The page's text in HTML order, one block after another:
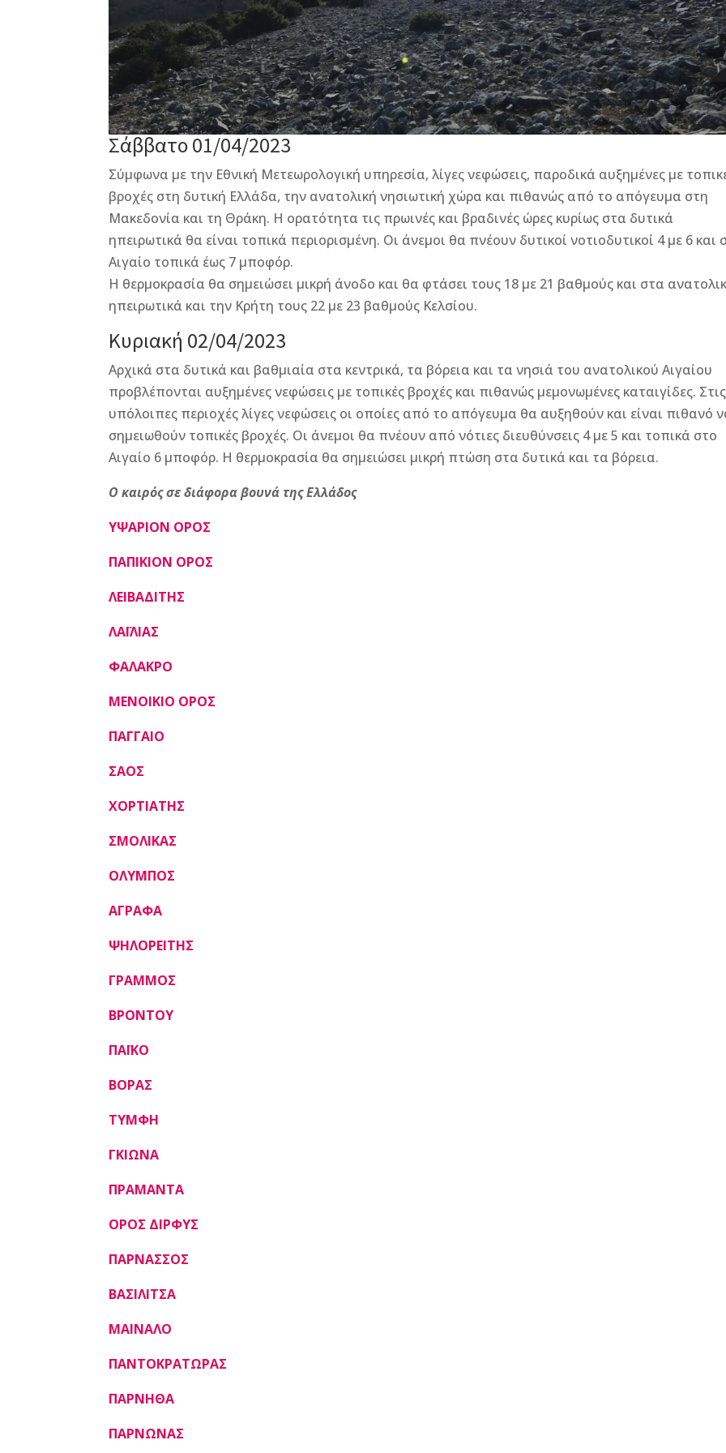
Σάββατο 01/04/2023
Σύμφωνα με την Εθνική Μετεωρολογική υπηρεσία, λίγες νεφώσεις, παροδικά αυξημένες με
βροχές στη δυτική Ελλάδα, την ανατολική νησιωτική χώρα και πιθανώς από το απόγευμα στη
Μακεδονία και τη Θράκη. Η ορατότητα τις πρωινές και βραδινές ώρες κυρίως στα δυτικά
ηπειρωτικά θα είναι τοπικά περιορισμένη. Οι άνεμοι θα πνέουν δυτικοί νοτιοδυτικοί 4 με 6 και
Αιγαίο τοπικά έως 7 μποφόρ.
Η θερμοκρασία θα σημειώσει μικρή άνοδο και θα φτάσει τους 18 με 21 βαθμούς και στα
ηπειρωτικά και την Κρήτη τους 22 με 23 βαθμούς Κελσίου.
Κυριακή 02/04/2023
Αρχικά στα δυτικά και βαθμιαία στα κεντρικά, τα βόρεια και τα νησιά του ανατολικού Αιγαίου
προβλέπονται αυξημένες νεφώσεις με τοπικές βροχές και πιθανώς μεμονωμένες καταιγίδες. Στις
υπόλοιπες περιοχές λίγες νεφώσεις οι οποίες από το απόγευμα θα αυξηθούν και είναι πιθανό
σημειωθούν τοπικές βροχές. Οι άνεμοι θα πνέουν από νότιες διευθύνσεις 4 με 5 και τοπικά στο
Αιγαίο 6 μποφόρ. Η θερμοκρασία θα σημειώσει μικρή πτώση στα δυτικά και τα βόρεια.
Ο καιρός σε διάφορα βουνά της Ελλάδος
ΥΨΑΡΙΟΝ ΟΡΟΣ
ΠΑΠΙΚΙΟΝ ΟΡΟΣ
ΛΕΙΒΑΔΙΤΗΣ
ΛΑΪΛΙΑΣ
ΦΑΛΑΚΡΟ
ΜΕΝΟΙΚΙΟ ΟΡΟΣ
ΠΑΓΓΑΙΟ
ΣΑΟΣ
ΧΟΡΤΙΑΤΗΣ
ΣΜΟΛΙΚΑΣ
ΟΛΥΜΠΟΣ
ΑΓΡΑΦΑ
ΨΗΛΟΡΕΙΤΗΣ
ΓΡΑΜΜΟΣ
ΒΡΟΝΤΟΥ
ΠΑΪΚΟ
ΒΟΡΑΣ
ΤΥΜΦΗ
ΓΚΙΩΝΑ
ΠΡΑΜΑΝΤΑ
ΟΡΟΣ ΔΙΡΦΥΣ
ΠΑΡΝΑΣΣΟΣ
ΒΑΣΙΛΙΤΣΑ
ΜΑΙΝΑΛΟ
ΠΑΝΤΟΚΡΑΤΩΡΑΣ
ΠΑΡΝΗΘΑ
ΠΑΡΝΩΝΑΣ